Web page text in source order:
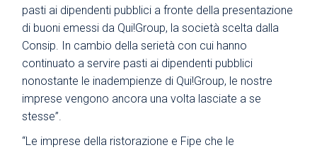
pasti ai dipendenti pubblici a fronte della presentazione
di buoni emessi da Qui!Group, la società scelta dalla
Consip. In cambio della serietà con cui hanno
continuato a servire pasti ai dipendenti pubblici
nonostante le inadempienze di Qui!Group, le nostre
imprese vengono ancora una volta lasciate a se
stesse”.
“Le imprese della ristorazione e Fipe che le